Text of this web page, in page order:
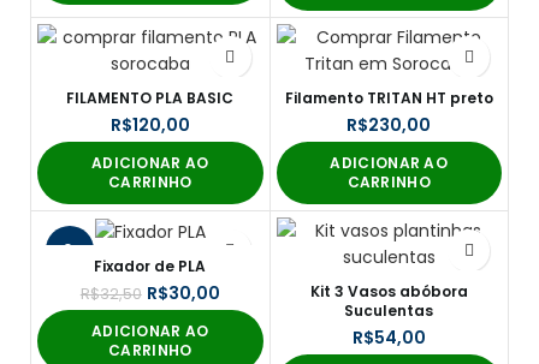
FILAMENTO PLA BASIC
R$
ADICIONAR AO
CARRINHO
Filamento TRITAN HT preto
R$
ADICIONAR AO
CARRINHO
-8%
Fixador de PLA
R$32,50 R$30,00
ADICIONAR AO
CARRINHO
Kit 3 Vasos abóbora
Suculentas
R$